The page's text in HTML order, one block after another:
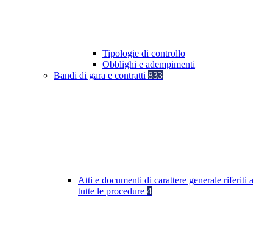
Tipologie di controllo
Obblighi e adempimenti
Bandi di gara e contratti 833
Atti e documenti di carattere generale riferiti a
tutte le procedure 4